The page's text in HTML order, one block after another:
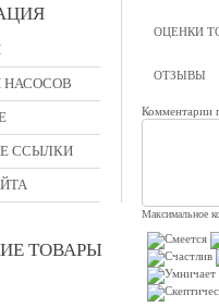
НАСОСОВ
ССЫЛКИ
ТОВАРЫ
ОЦЕНКИ
ОТЗЫВЫ
Комментарии
Максимальное